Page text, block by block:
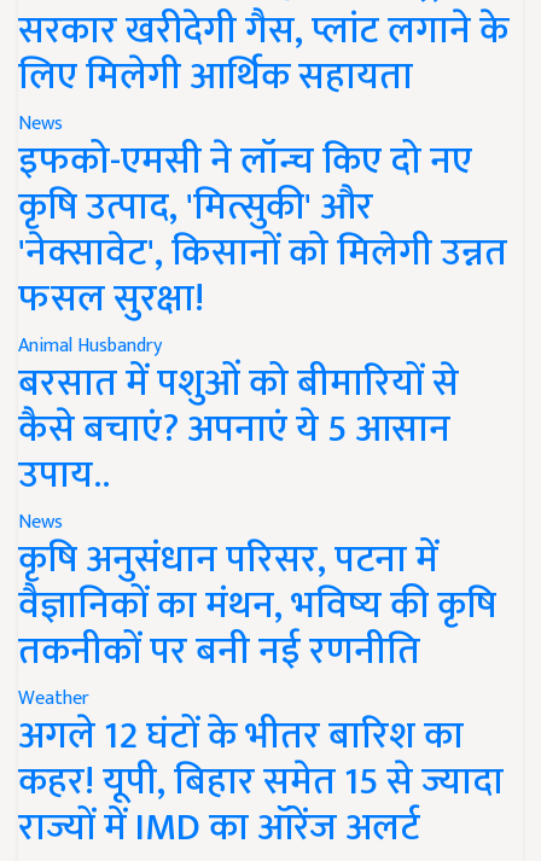
सरकार खरीदेगी गैस, प्लांट लगाने के
लिए मिलेगी आर्थिक सहायता
News
इफको-एमसी ने लॉन्च किए दो नए
कृषि उत्पाद, 'मित्सुकी' और
'नेक्सावेट', किसानों को मिलेगी उन्नत
फसल सुरक्षा!
Animal Husbandry
बरसात में पशुओं को बीमारियों से
कैसे बचाएं? अपनाएं ये 5 आसान
उपाय..
News
कृषि अनुसंधान परिसर, पटना में
वैज्ञानिकों का मंथन, भविष्य की कृषि
तकनीकों पर बनी नई रणनीति
Weather
अगले 12 घंटों के भीतर बारिश का
कहर! यूपी, बिहार समेत 15 से ज्यादा
राज्यों में IMD का ऑरेंज अलर्ट